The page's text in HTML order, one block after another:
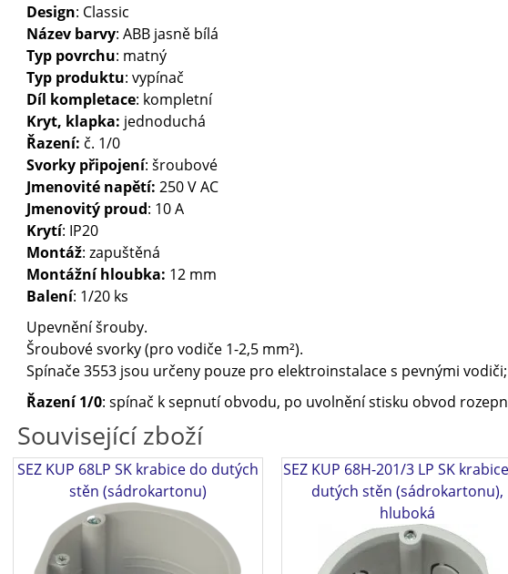
Design: Classic
Název barvy: ABB jasně bílá
Typ povrchu: matný
Typ produktu: vypínač
Díl kompletace: kompletní
Kryt, klapka: jednoduchá
Řazení: č. 1/0
Svorky připojení: šroubové
Jmenovité napětí: 250 V AC
Jmenovitý proud: 10 A
Krytí: IP20
Montáž: zapuštěná
Montážní hloubka: 12 mm
Balení: 1/20 ks
Upevnění šrouby.
Šroubové svorky (pro vodiče 1-2,5 mm²).
Spínače 3553 jsou určeny pouze pro elektroinstalace s pevnými
Řazení 1/0: spínač k sepnutí obvodu, po uvolnění stisku obvod
Související zboží
SEZ KUP 68LP SK krabice do dutých
stěn (sádrokartonu)
SEZ KUP 68H-201/3 LP SK
dutých stěn (sádrokartonu),
hluboká